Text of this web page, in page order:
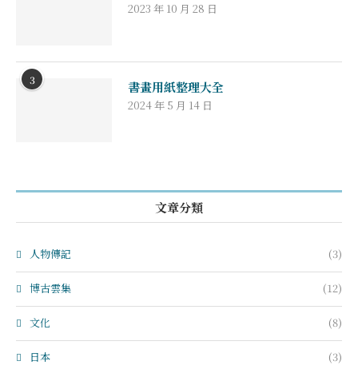
2023 年 10 月 28 日
3 書畫用紙整理大全
2024 年 5 月 14 日
文章分類
人物傳記 (3)
博古雲集 (12)
文化 (8)
日本 (3)